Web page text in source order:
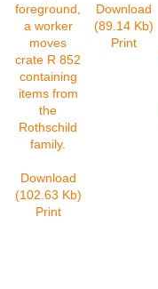
Download
(102.63 Kb)
Print
Download
(89.14 Kb)
Print